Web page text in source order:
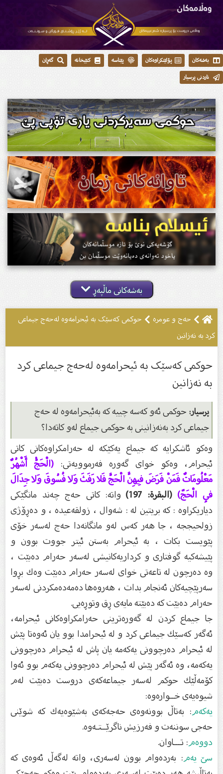
بەشەکان پۆلێنکراوەکان پێناسە کتێبخانە
گەڕان
ناردنی پرسیار
بەشەکانی ماڵپەڕ
حەج و عومرە
حوکمی کەسێک بە ئیحرامەوە لەحەج جیماعی
کرد بە نەزانین
حوکمی کەسێک بە ئیحرامەوە لەحەج جیماعی کرد
بە نەزانین
پرسیار:حوكمى ئەو كەسە چییە كە بەئیحرامەوە لە حەج
جیماعى كرد بەنەزانینى بە حوكمى جیماع لەو كاتەدا؟
وەكو ئاشكرایە كە جیماع یەكێكە لە حەرامكراوەكانى كاتى
ئیحرام، وەكو خواى گەورە فەرموویەتى: (الْحَجُّ أَشْهُرٌ
مَعْلُومَاتٌ فَمَنْ فَرَضَ فِيهِنَّ الْحَجَّ فَلا رَفَثَ وَلا فُسُوقَ وَلا جِدَالَ
فِي الْحَجّ)(البقرة: 197)
واتە: كاتى حەج چەند مانگێكى
دیاریكراوە : كە بریتین لە : شەوال ، زولقەعیدە ، و دەڕۆژى
زولحیججە ، جا هەر كەس لەو مانگانەدا حەج لەسەر خۆى
پێویست بكات ، بە ئیحرام بەستن ئیتر جووت بوون و
پێیشەكیە گوفتارى و كرداریەكانیشى لەسەر حەرام دەبێت ،
وە دەرچون لە تاعەتى خواى لەسەر حەرام دەبێت وەك بڕوا
سەرپێچیەكان ئەنجام بدات ، هەروەها دەمەدەمكردنى لەسەر
حەرام دەبێت كە دەبێتە مایەى ڕق وتوڕەیى.
جا جیماع كردن لە گەورەترینى حەرامكراوەكانى ئیحرامە،
ئەگەر كەسێك جیماعى كرد و لە ئیحرامدا بوو یان ئەوەتا پێش
لە ئیحرام دەرچوونى یەكەمە یان پاش لە ئیحرام دەرچوونى
یەكەمە، وە ئەگەر پێش لە ئیحرام دەرچوونى یەكەم بوو ئەوا
كۆمەڵێك حوكم لەسەر جیماعەكەى دروست دەبێت لەم
شیوەیەى خــوارەوە:
یەكەم: بەتاڵ بوونەوەى حەجەكەى بەشێوەیەك كە شوێنى
حەجى سوننەت و فەرزیش ناگرێــتـەوە.
دووەم: تـــاوان.
سێ یەم: بەردەوام بوون لەسەرى، واتە لەگەڵ ئەوەى كە